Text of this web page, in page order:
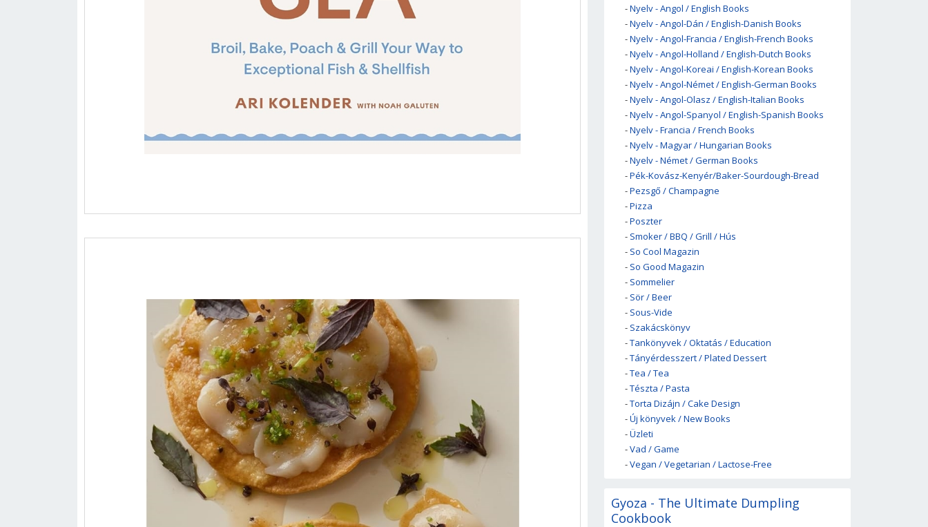
-Nyelv - Angol / English Books
-Nyelv - Angol-Dán / English-Danish Books
-Nyelv - Angol-Francia / English-French Books
-Nyelv - Angol-Holland / English-Dutch Books
-Nyelv - Angol-Koreai / English-Korean Books
-Nyelv - Angol-Német / English-German Books
-Nyelv - Angol-Olasz / English-Italian Books
-Nyelv - Angol-Spanyol / English-Spanish Books
-Nyelv - Francia / French Books
-Nyelv - Magyar / Hungarian Books
-Nyelv - Német / German Books
-Pék-Kovász-Kenyér/Baker-Sourdough-Bread
-Pezsgő / Champagne
-Pizza
-Poszter
- Smoker / BBQ / Grill / Hús
- So Cool Magazin
- So Good Magazin
- Sommelier
- Sör / Beer
- Sous-Vide
- Szakácskönyv
-Tankönyvek / Oktatás / Education
-Tányérdesszert / Plated Dessert
-Tea / Tea
-Tészta / Pasta
-Torta Dizájn / Cake Design
-Új könyvek / New Books
-Üzleti
-Vad / Game
-Vegan / Vegetarian / Lactose-Free
Gyoza - The Ultimate Dumpling
Cookbook